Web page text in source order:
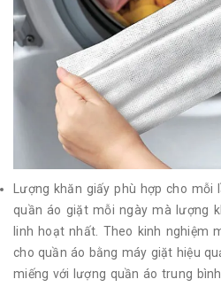
Lượng khăn giấy phù hợp cho
quần áo giặt mỗi ngày mà lượng
linh hoạt nhất. Theo kinh nghiệm
cho quần áo bằng máy giặt hiệu
miếng với lượng quần áo trung